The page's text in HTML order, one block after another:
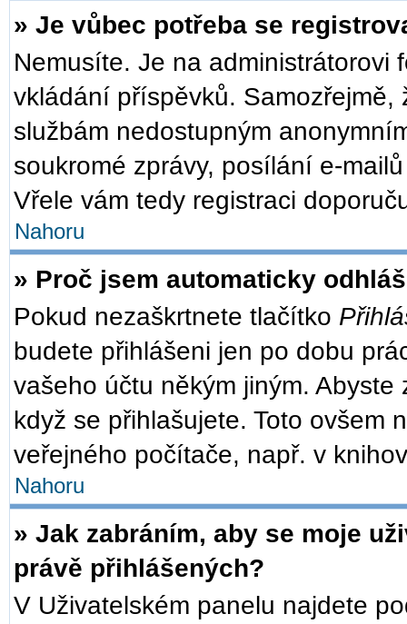
» Je vůbec potřeba se
Nemusíte. Je na administrátorovi
vkládání příspěvků.
službám nedostupným
soukromé zprávy, posílání e-
Vřele vám tedy registraci
Nahoru
» Proč jsem automaticky
Pokud nezaškrtnete tlačítko
budete přihlášeni jen po dobu
vašeho účtu někým jiným.
když se přihlašujete. Toto ovšem
veřejného počítače, např. v
Nahoru
» Jak zabráním, aby se moje
právě přihlášených?
V Uživatelském panelu najdete